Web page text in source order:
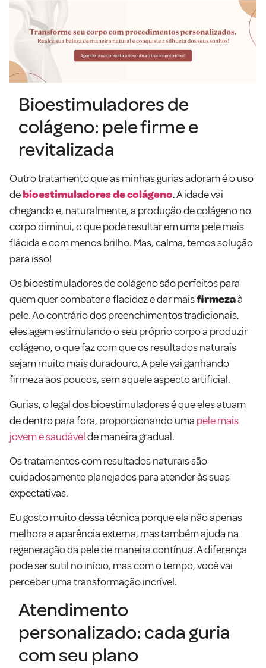
Bioestimuladores de
colágeno: pele firme e
revitalizada
Outro tratamento que as minhas gurias adoram é o uso
debioestimuladores de colágeno. A idade vai
chegando e, naturalmente, a produção de colágeno no
corpo diminui, o que pode resultar em uma pele mais
flácida e com menos brilho. Mas, calma, temos solução
para isso!
Os bioestimuladores de colágeno são perfeitos para
quem quer combater a flacidez e dar maisfirmezaà
pele. Ao contrário dos preenchimentos tradicionais,
eles agem estimulando o seu próprio corpo a produzir
colágeno, o que faz com que os resultados naturais
sejam muito mais duradouro. A pele vai ganhando
firmeza aos poucos, sem aquele aspecto artificial.
Gurias, o legal dos bioestimuladores é que eles atuam
de dentro para fora, proporcionando uma pele mais
jovem e saudávelde maneira gradual.
Os tratamentos com resultados naturais são
cuidadosamente planejados para atender às suas
expectativas.
Eu gosto muito dessa técnica porque ela não apenas
melhora a aparência externa, mas também ajuda na
regeneração da pele de maneira contínua. A diferença
pode ser sutil no início, mas com o tempo, você vai
perceber uma transformação incrível.
Atendimento
personalizado: cada guria
com seu plano